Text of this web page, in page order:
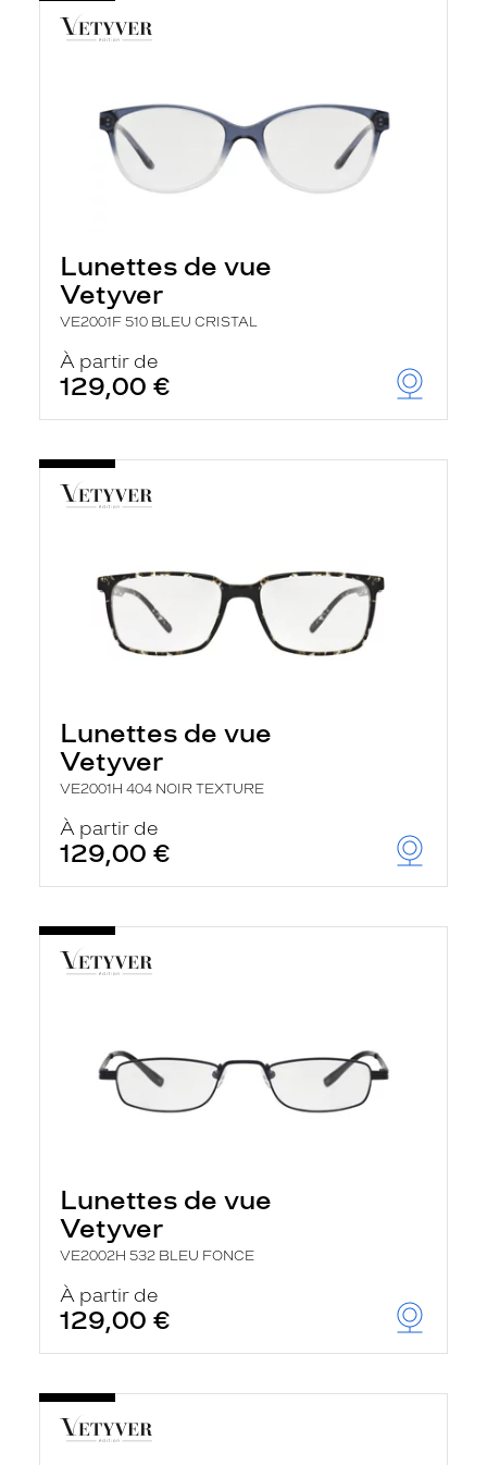
Lunettes de vue
Vetyver
VE2001F 510 BLEU CRISTAL
À partir de
129,00 €
Lunettes de vue
Vetyver
VE2001H 404 NOIR TEXTURE
À partir de
129,00 €
Lunettes de vue
Vetyver
VE2002H 532 BLEU FONCE
À partir de
129,00 €